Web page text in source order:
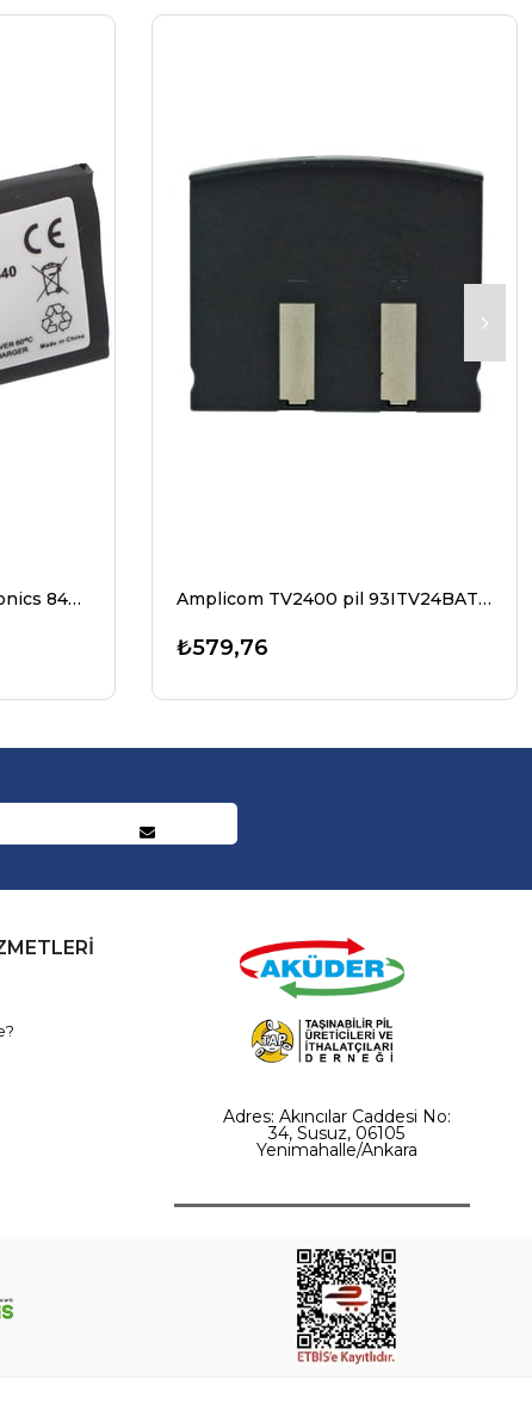
Plantronics CS540, Plantronics 84479-01 ve 86180-01, C054A için CS540A yedek pil Amplicom TV2400 pil 93ITV24BAT, TV2500, Li-ion, 3.7V, 270mAh, 1.0Wh için uygun pil
₺579,76
Adres: Akıncılar Caddesi No:
34, Susuz, 06105
Yenimahalle/Ankara